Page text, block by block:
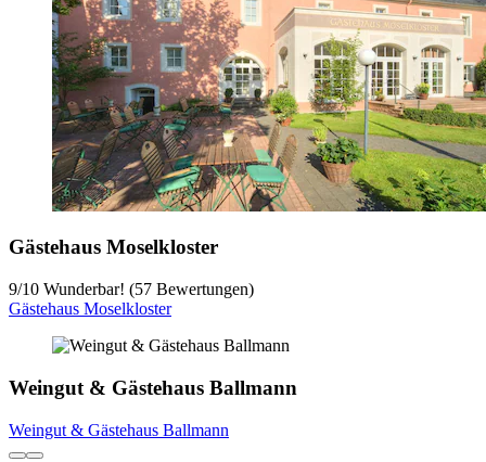
Gästehaus Moselkloster
9/10 Wunderbar! (57 Bewertungen)
Gästehaus Moselkloster
Weingut & Gästehaus Ballmann
Weingut & Gästehaus Ballmann